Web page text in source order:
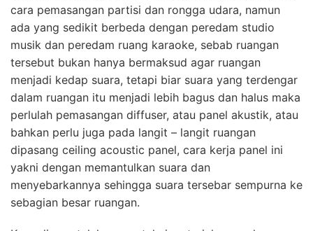
cara pemasangan partisi dan rongga udara, namun
ada yang sedikit berbeda dengan peredam studio
musik dan peredam ruang karaoke, sebab ruangan
tersebut bukan hanya bermaksud agar ruangan
menjadi kedap suara, tetapi biar suara yang terdengar
dalam ruangan itu menjadi lebih bagus dan halus maka
perlulah pemasangan diffuser, atau panel akustik, atau
bahkan perlu juga pada langit – langit ruangan
dipasang ceiling acoustic panel, cara kerja panel ini
yakni dengan memantulkan suara dan
menyebarkannya sehingga suara tersebar sempurna ke
sebagian besar ruangan.